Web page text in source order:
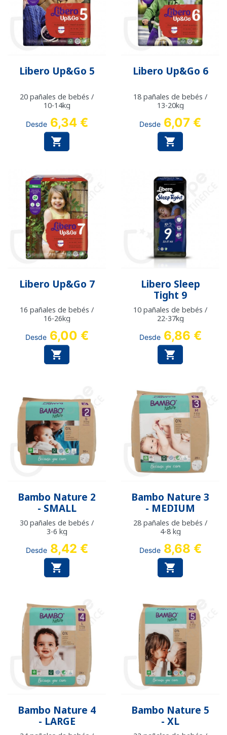
Libero Up&Go 5
20 pañales de bebés /
10-14kg
Desde 6,34 €

Libero Up&Go 6
18 pañales de bebés /
13-20kg
Desde 6,07 €

Libero Up&Go 7
16 pañales de bebés /
16-26kg
Desde 6,00 €

Libero Sleep
Tight 9
10 pañales de bebés /
22-37kg
Desde 6,86 €

Bambo Nature 2
- SMALL
30 pañales de bebés /
3-6 kg
Desde 8,42 €

Bambo Nature 3
- MEDIUM
28 pañales de bebés /
4-8 kg
Desde 8,68 €

Bambo Nature 4
- LARGE
Bambo Nature 5
- XL